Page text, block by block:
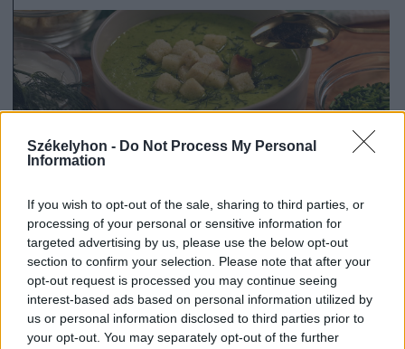
Székelyhon - Do Not Process My Personal
Information
If you wish to opt-out of the sale, sharing to third parties, or
processing of your personal or sensitive information for
targeted advertising by us, please use the below opt-out
section to confirm your selection. Please note that after your
opt-out request is processed you may continue seeing
interest-based ads based on personal information utilized by
us or personal information disclosed to third parties prior to
your opt-out. You may separately opt-out of the further
2026. július 19., 11:07
Szoknyás Gurulás: bolondos
ötletként indult, értékes